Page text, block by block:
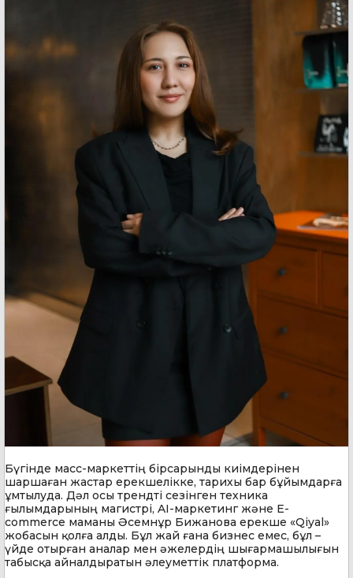
Бүгінде масс-маркеттің бірсарынды киімдерінен
шаршаған жастар ерекшелікке, тарихы бар бұйымдарға
ұмтылуда. Дәл осы трендті сезінген техника
ғылымдарының магистрі, AI-маркетинг және E-
commerce маманы Әсемнұр Бижанова ерекше «Qiyal»
жобасын қолға алды. Бұл жай ғана бизнес емес, бұл –
үйде отырған аналар мен әжелердің шығармашылығын
табысқа айналдыратын әлеуметтік платформа.